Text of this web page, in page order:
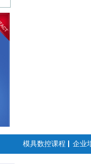
模具数控课程 企业